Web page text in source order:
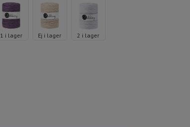
1 i lager Ej i lager
2 i lager